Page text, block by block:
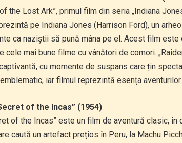
the Lost Ark”, primul film din seria „Indiana
pe Indiana Jones (Harrison Ford), un
ca naziștii să pună mâna pe el. Acest film
cele mai bune filme cu vânători de comori.
cu momente de suspans care țin
iar filmul reprezintă esența
of the Incas” (1954)
of the Incas” este un film de aventură clasic,
caută un artefact prețios în Peru, la Machu